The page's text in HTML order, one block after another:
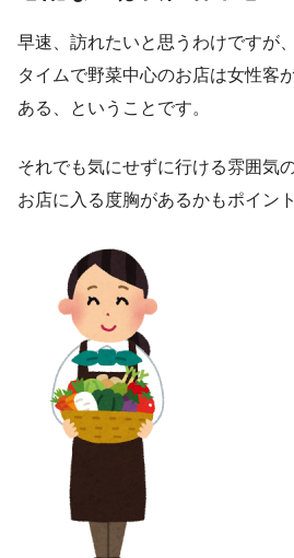
早速、訪れたいと思うわけですが
タイムで野菜中心のお店は女性客
ある、ということです。
それでも気にせずに行ける雰囲気
お店に入る度胸があるかもポイン